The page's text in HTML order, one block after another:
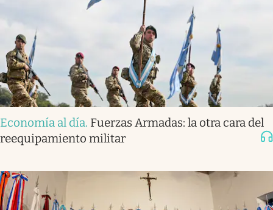
Economía al día. Fuerzas Armadas: la otra cara del
reequipamiento militar